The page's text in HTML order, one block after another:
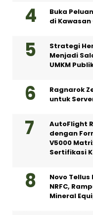
Buka
di
Strategi
Menjadi
UMKM
Ragnarok
untuk
AutoFlight
dengan
V5000
Sertifikasi
Novo
NRFC,
Mineral